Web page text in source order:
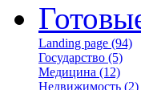
Landing page (94)
Государство (5)
Медицина (12)
Недвижимость (2)